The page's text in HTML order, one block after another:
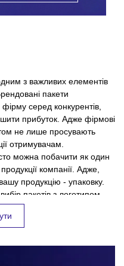
з важливих елементів
пакети
серед конкурентів,
прибуток. Адже фірмові
не лише просувають
отримувачам.
можна побачити як один
компанії. Адже,
продукцію - упаковку.
пакетів з логотипом
На нашому сайті ви
Наша продукція
допоможуть
якості з